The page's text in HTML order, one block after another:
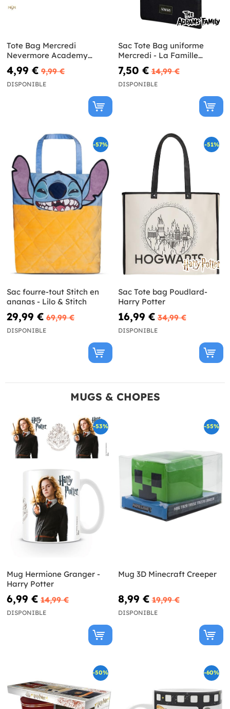
Tote Bag Mercredi
Nevermore Academy
réversible - Wednesday
4,99 € 9,99 €
DISPONIBLE
Sac Tote Bag uniforme
Mercredi - La Famille
Addams
7,50 € 14,99 €
DISPONIBLE
-57%
Sac fourre-tout Stitch en
ananas - Lilo & Stitch
29,99 € 69,99 €
DISPONIBLE
-51%
Sac Tote bag Poudlard-
Harry Potter
16,99 € 34,99 €
DISPONIBLE
MUGS & CHOPES
-53%
Mug Hermione Granger -
Harry Potter
6,99 € 14,99 €
DISPONIBLE
-55%
Mug 3D Minecraft Creeper
8,99 € 19,99 €
DISPONIBLE
-50% -60%